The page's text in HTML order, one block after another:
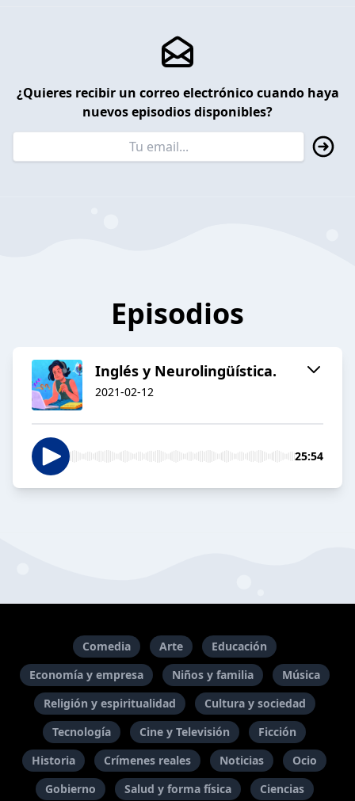
¿Quieres recibir un correo electrónico cuando haya
nuevos episodios disponibles?
Episodios
Inglés y Neurolingüística.
2021-02-12
25:54
Comedia Arte
Educación
Economía y empresa
Niños y familia
Música
Religión y espiritualidad
Cultura y sociedad
Tecnología
Cine y Televisión
Ficción
Historia
Crímenes reales Noticias
Ocio
Gobierno
Salud y forma física Ciencias